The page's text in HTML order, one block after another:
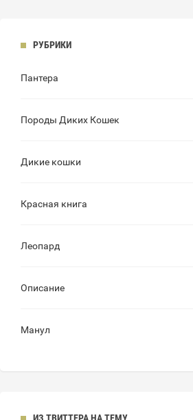
РУБРИКИ
Пантера
Породы Диких Кошек
Дикие кошки
Красная книга
Леопард
Описание
Манул